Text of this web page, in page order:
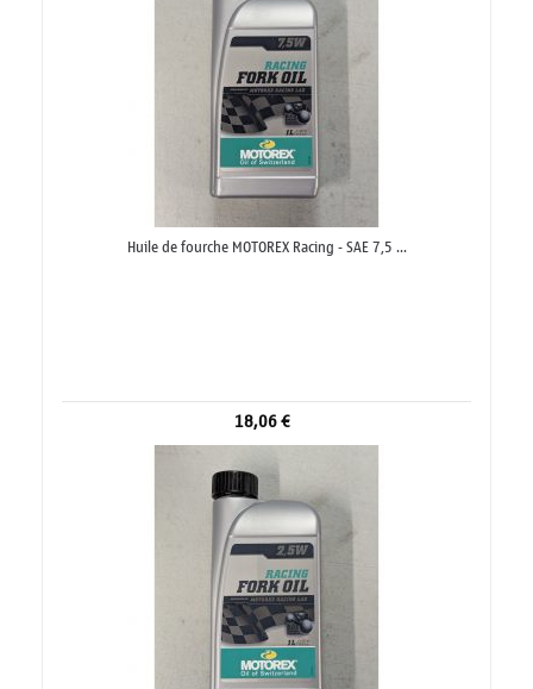
Huile de fourche MOTOREX Racing - SAE 7,5 ...
18,06 €